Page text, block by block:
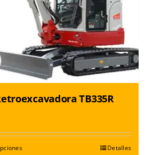
TB335R
Este
Detalles